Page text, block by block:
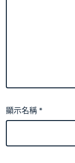
顯示名稱*